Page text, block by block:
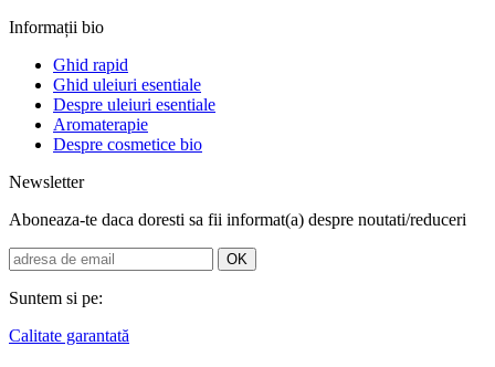
Informații bio
Ghid rapid
Ghid uleiuri esentiale
Despre uleiuri esentiale
Aromaterapie
Despre cosmetice bio
Newsletter
Aboneaza-te daca doresti sa fii informat(a) despre noutati/reduceri
Suntem si pe:
Calitate garantată